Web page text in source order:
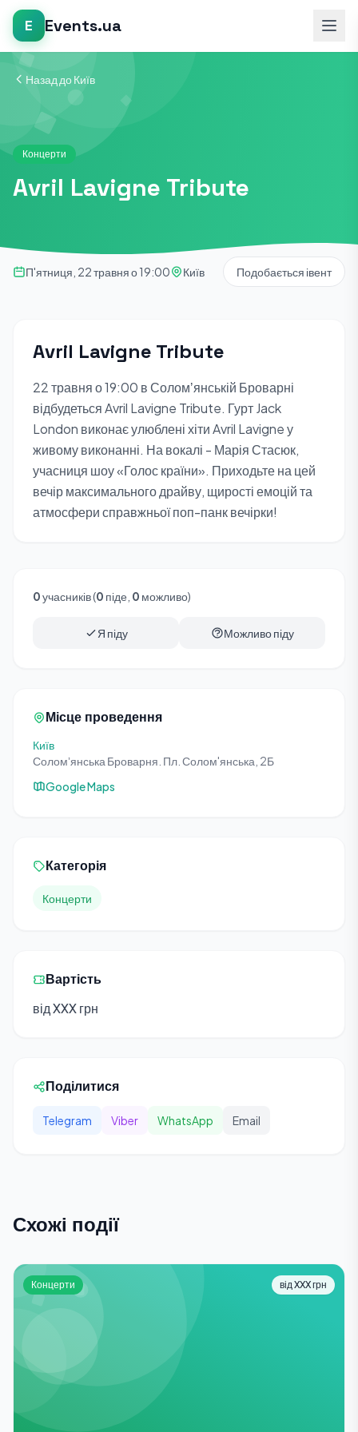
E Events.ua
Назад до Київ
Концерти
Avril Lavigne Tribute
П'ятниця, 22 травня о 19:00 Київ Подобається івент
Avril Lavigne Tribute
22 травня о 19:00 в Соломʼянській Броварні
відбудеться Avril Lavigne Tribute. Гурт Jack
London виконає улюблені хіти Avril Lavigne у
живому виконанні. На вокалі - Марія Стасюк,
учасниця шоу «Голос країни». Приходьте на цей
вечір максимального драйву, щирості емоцій та
атмосфери справжньої поп-панк вечірки!
0учасників (0 піде, 0 можливо)
Я піду Можливо піду
Місце проведення
Київ
Соломʼянська Броварня. Пл. Солом'янська, 2Б
Google Maps
Категорія
Концерти
Вартість
від XXX грн
Поділитися
Telegram Viber WhatsApp Email
Схожі події
Концерти від XXX грн